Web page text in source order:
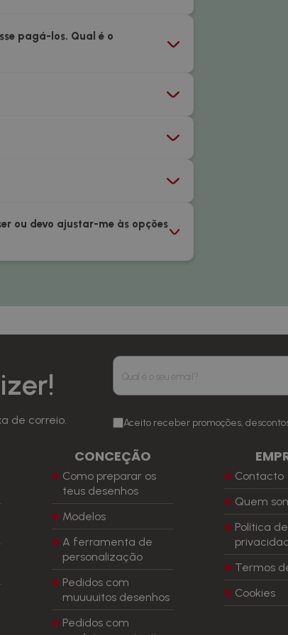
pagá-los. Qual é o
ou devo ajustar-me às opções
de correio. Aceito receber promoções,
CONCEÇÃO
Como preparar os
teus desenhos
Modelos
A ferramenta de
personalização
Pedidos com
muuuuitos desenhos
Pedidos com
Contacto
Quem
Política de
Termos
Cookies